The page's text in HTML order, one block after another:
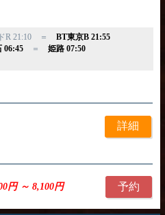
R 21:10 ＝ BT東京B 21:55
06:45＝ 姫路 07:50
詳細
円 ～ 8,100円 予約